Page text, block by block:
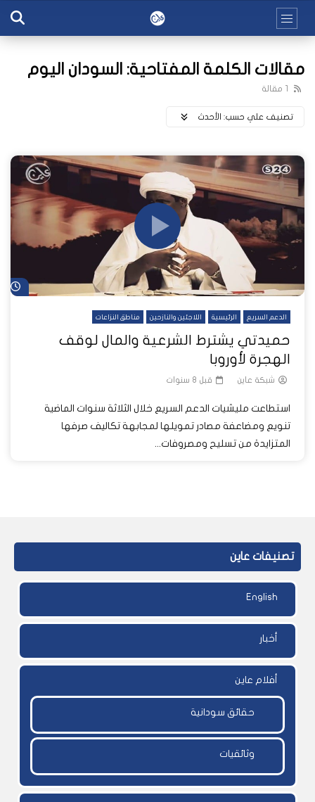
مقالات الكلمة المفتاحية: السودان اليوم
1 مقالة
تصنيف علي حسب: اﻷحدث
الدعم السريع الرئيسية اللاجئين والنازحين مناطق النزاعات
حميدتي يشترط الشرعية والمال لوقف
الهجرة لأوروبا
شبكة عاين قبل 8 سنوات
استطاعت مليشيات الدعم السريع خلال الثلاثة سنوات الماضية
تنويع ومضاعفة مصادر تمويلها لمجابهة تكاليف صرفها
المتزايدة من تسليح ومصروفات...
تصنيفات عاين
English
أخبار
أفلام عاين
حقائق سودانية
وثائقيات